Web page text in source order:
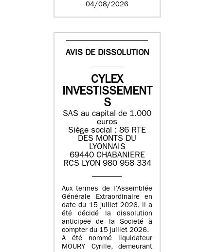
04/08/2026
AVIS DE DISSOLUTION
CYLEX
INVESTISSEMENT
S
SAS au capital de 1.000
euros
Siège social : 86 RTE
DES MONTS DU
LYONNAIS
69440 CHABANIERE
RCS LYON 980 958 334
Aux termes de l’Assemblée
Générale Extraordinaire en
date du 15 juillet 2026, il a
été décidé la dissolution
anticipée de la Société à
compter du 15 juillet 2026.
A été nommé liquidateur
MOURY Cyrille, demeurant